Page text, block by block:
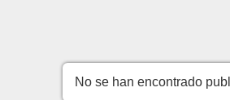
No se han encontrado